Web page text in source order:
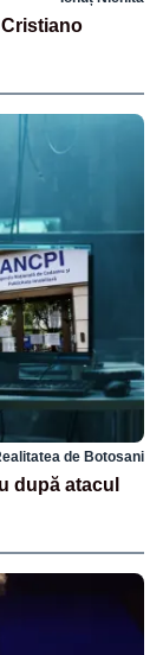
de Botosani
după atacul